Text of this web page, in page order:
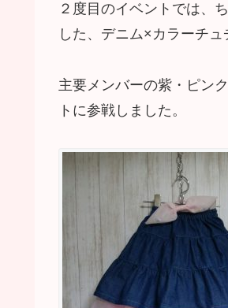
２度目のイベントでは、
した、デニム×カラーチュ
主要メンバーの紫・ピン
トに参戦しました。